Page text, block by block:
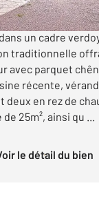
maison
un cadre
traditionnelle
avec parquet
récente,
deux en rez de
25m², ainsi qu ...
Voir le détail du bien